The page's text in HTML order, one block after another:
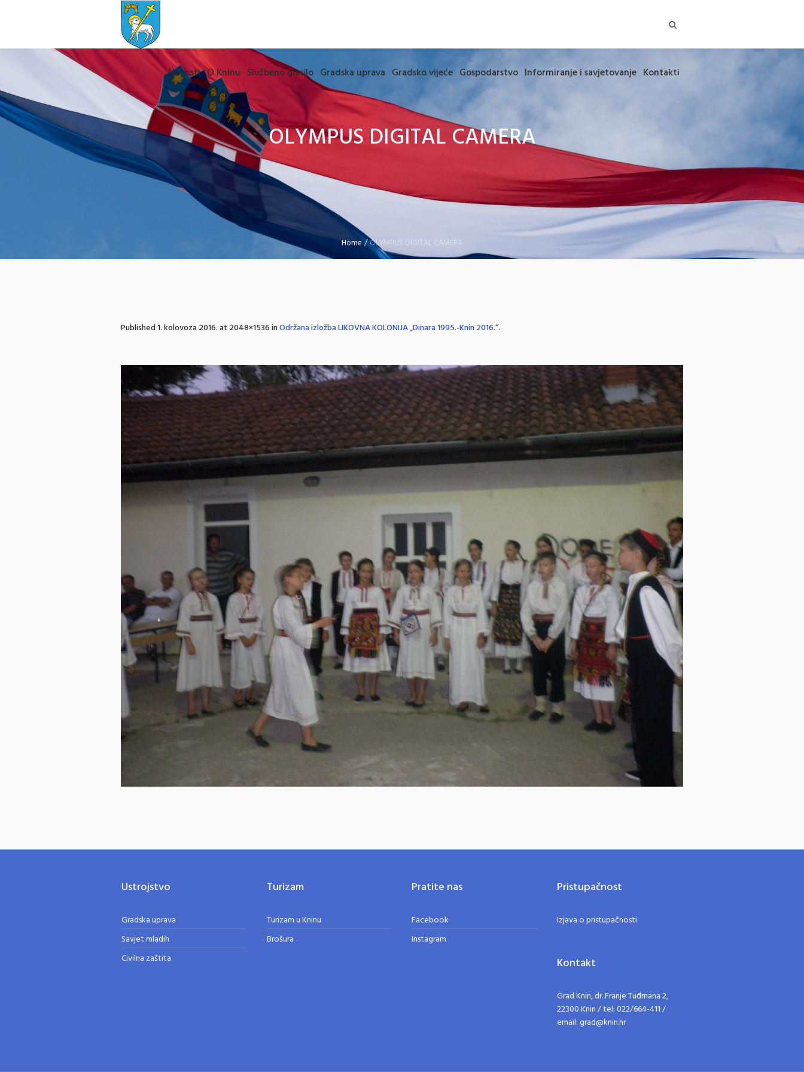
Novosti O Kninu Službeno glasilo Gradska uprava Gradsko vijeće Gospodarstvo Informiranje i savjetovanje Kontakti
OLYMPUS DIGITAL CAMERA
Home/OLYMPUS DIGITAL CAMERA
Published1. kolovoza 2016.at 2048×1536 inOdržana izložba LIKOVNA KOLONIJA „Dinara 1995.-Knin 2016.“.
Ustrojstvo
Gradska uprava
Savjet mladih
Civilna zaštita
Turizam
Turizam u Kninu
Brošura
Pratite nas
Facebook
Instagram
Pristupačnost
Izjava o pristupačnosti
Kontakt
Grad Knin, dr. Franje Tuđmana 2,
22300 Knin / tel: 022/664-411 /
email: grad@knin.hr